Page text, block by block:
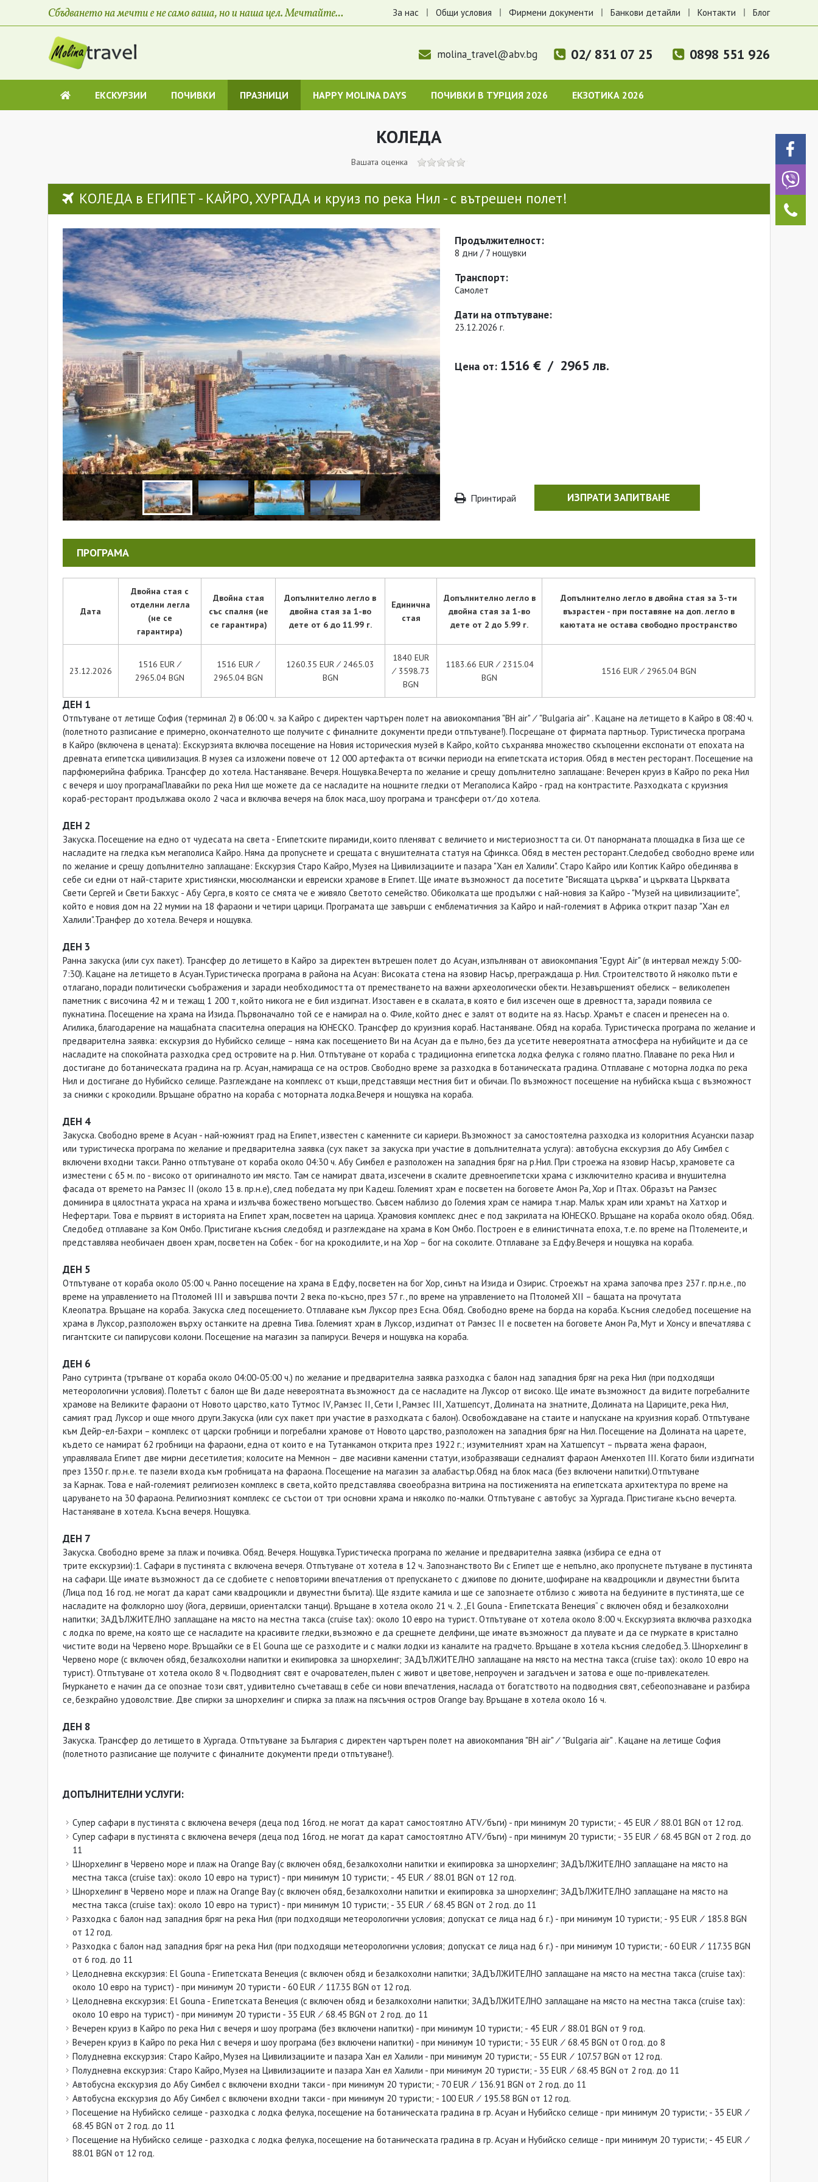
За нас Общи условия Фирмени документи Банкови детайли Контакти Блог
02/ 831 07 25 0898 551 926
molina_travel@abv.bg
ЕКСКУРЗИИ ПОЧИВКИ ПРАЗНИЦИ HAPPY MOLINA DAYS ПОЧИВКИ В ТУРЦИЯ 2026 ЕКЗОТИКА 2026
КОЛЕДА
Вашата оценка
КОЛЕДА в ЕГИПЕТ - КАЙРО, ХУРГАДА и круиз по река Нил - с вътрешен полет!
Продължителност:
8 дни / 7 нощувки
Транспорт:
Самолет
Дати на отпътуване:
23.12.2026 г.
Цена от: 1516 € / 2965 лв.
Принтирай ИЗПРАТИ ЗАПИТВАНЕ
ПРОГРАМА
Дата
Двойна стая с
отделни легла
(не се
гарантира)
Двойна стая
със спалня (не
се гарантира)
Допълнително легло в
двойна стая за 1-во
дете от 6 до 11.99 г.
Единична
стая
Допълнително легло в
двойна стая за 1-во
дете от 2 до 5.99 г.
Допълнително легло в двойна стая за 3-ти
възрастен - при поставяне на доп. легло в
каютата не остава свободно пространство
23.12.2026
1516 EUR ∕
2965.04 BGN
1516 EUR ∕
2965.04 BGN
1260.35 EUR ∕ 2465.03
BGN
1840 EUR
∕ 3598.73
BGN
1183.66 EUR ∕ 2315.04
BGN
1516 EUR ∕ 2965.04 BGN
ДЕН 1
Отпътуване от летище София (терминал 2) в 06:00 ч. за Кайро с директен чартърен полет на авиокомпания "BH air" ∕ "Bulgaria air" . Кацане на летището в Кайро в 08:40 ч.
(полетното разписание е примерно, окончателното ще получите с финалните документи преди отпътуване!). Посрещане от фирмата партньор. Туристическа програма
в Кайро (включена в цената): Екскурзията включва посещение на Новия историческия музей в Кайро, който съхранява множество скъпоценни експонати от епохата на
древната египетска цивилизация. В музея са изложени повече от 12 000 артефакта от всички периоди на египетската история. Обяд в местен ресторант. Посещение на
парфюмерийна фабрика. Трансфер до хотела. Настаняване. Вечеря. Нощувка.Вечерта по желание и срещу допълнително заплащане: Вечерен круиз в Кайро по река Нил
с вечеря и шоу програмаПлавайки по река Нил ще можете да се насладите на нощните гледки от Мегаполиса Кайро - град на контрастите. Разходката с круизния
кораб-ресторант продължава около 2 часа и включва вечеря на блок маса, шоу програма и трансфери от∕до хотела.
ДЕН 2
Закуска. Посещение на едно от чудесата на света - Египетските пирамиди, които пленяват с величието и мистериозността си. От панорманата площадка в Гиза ще се
насладите на гледка към мегаполиса Кайро. Няма да пропуснете и срещата с внушителната статуя на Сфинкса. Обяд в местен ресторант.Следобед свободно време или
по желание и срещу допълнително заплащане: Екскурзия Старо Кайро, Музея на Цивилизациите и пазара "Хан ел Халили". Старо Кайро или Коптик Кайро обединява в
себе си едни от най-старите християнски, мюсюлмански и евреиски храмове в Египет. Ще имате възможност да посетите "Висящата църква" и църквата Църквата
Свети Сергей и Свети Бакхус - Абу Серга, в която се смята че е живяло Светото семейство. Обиколката ще продължи с най-новия за Кайро - "Музей на цивилизациите",
който е новия дом на 22 мумии на 18 фараони и четири царици. Програмата ще завърши с емблематичния за Кайро и най-големият в Африка открит пазар "Хан ел
Халили".Транфер до хотела. Вечеря и нощувка.
ДЕН 3
Ранна закуска (или сух пакет). Трансфер до летището в Кайро за директен вътрешен полет до Асуан, изпълняван от авиокомпания "Egypt Air" (в интервал между 5:00-
7:30). Кацане на летището в Асуан.Туристическа програма в района на Асуан: Високата стена на язовир Насър, преграждаща р. Нил. Строителството й няколко пъти е
отлагано, поради политически съображения и заради необходимостта от преместването на важни археологически обекти. Незавършеният обелиск – великолепен
паметник с височина 42 м и тежащ 1 200 т, който никога не е бил издигнат. Изоставен е в скалата, в която е бил изсечен още в древността, заради появила се
пукнатина. Посещение на храма на Изида. Първоначално той се е намирал на о. Филе, който днес е залят от водите на яз. Насър. Храмът е спасен и пренесен на о.
Агилика, благодарение на мащабната спасителна операция на ЮНЕСКО. Трансфер до круизния кораб. Настаняване. Обяд на кораба. Туристическа програма по желание и
предварителна заявка: екскурзия до Нубийско селище – няма как посещението Ви на Асуан да е пълно, без да усетите невероятната атмосфера на нубийците и да се
насладите на спокойната разходка сред островите на р. Нил. Отпътуване от кораба с традиционна египетска лодка фелука с голямо платно. Плаване по река Нил и
достигане до ботаническата градина на гр. Асуан, намираща се на остров. Свободно време за разходка в ботаническата градина. Отплаване с моторна лодка по река
Нил и достигане до Нубийско селище. Разглеждане на комплекс от къщи, представящи местния бит и обичаи. По възможност посещение на нубийска къща с възможност
за снимки с крокодили. Връщане обратно на кораба с моторната лодка.Вечеря и нощувка на кораба.
ДЕН 4
Закуска. Свободно време в Асуан - най-южният град на Египет, известен с каменните си кариери. Възможност за самостоятелна разходка из колоритния Асуански пазар
или туристическа програма по желание и предварителна заявка (сух пакет за закуска при участие в допълнителната услуга): автобусна екскурзия до Абу Симбел с
включени входни такси. Ранно отпътуване от кораба около 04:30 ч. Абу Симбел е разположен на западния бряг на р.Нил. При строежа на язовир Насър, храмовете са
изместени с 65 м. по - високо от оригиналното им място. Там се намират двата, изсечени в скалите древноегипетски храма с изключително красива и внушителна
фасада от времето на Рамзес ІІ (около 13 в. пр.н.е), след победата му при Кадеш. Големият храм е посветен на боговете Амон Ра, Хор и Птах. Образът на Рамзес
доминира в цялостната украса на храма и излъчва божествено могъщество. Съвсем наблизо до Големия храм се намира т.нар. Малък храм или храмът на Хатхор и
Нефертари. Това е първият в историята на Египет храм, посветен на царица. Храмовия комплекс днес е под закрилата на ЮНЕСКО. Връщане на кораба около обяд. Обяд.
Следобед отплаване за Ком Омбо. Пристигане късния следобяд и разглеждане на храма в Ком Омбо. Построен е в елинистичната епоха, т.е. по време на Птолемеите, и
представлява необичаен двоен храм, посветен на Собек - бог на крокодилите, и на Хор – бог на соколите. Отплаване за Едфу.Вечеря и нощувка на кораба.
ДЕН 5
Отпътуване от кораба около 05:00 ч. Ранно посещение на храма в Едфу, посветен на бог Хор, синът на Изида и Озирис. Строежът на храма започва през 237 г. пр.н.е., по
време на управлението на Птоломей III и завършва почти 2 века по-късно, през 57 г., по време на управлението на Птоломей XII – бащата на прочутата
Клеопатра. Връщане на кораба. Закуска след посещението. Отплаване към Луксор през Есна. Обяд. Свободно време на борда на кораба. Късния следобед посещение на
храма в Луксор, разположен върху останките на древна Тива. Големият храм в Луксор, издигнат от Рамзес II е посветен на боговете Амон Ра, Мут и Хонсу и впечатлява с
гигантските си папирусови колони. Посещение на магазин за папируси. Вечеря и нощувка на кораба.
ДЕН 6
Рано сутринта (тръгване от кораба около 04:00-05:00 ч.) по желание и предварителна заявка разходка с балон над западния бряг на река Нил (при подходящи
метеорологични условия). Полетът с балон ще Ви даде невероятната възможност да се насладите на Луксор от високо. Ще имате възможност да видите погребалните
храмове на Великите фараони от Новото царство, като Тутмос IV, Рамзес II, Сети I, Рамзес III, Хатшепсут, Долината на знатните, Долината на Цариците, река Нил,
самият град Луксор и още много други.Закуска (или сух пакет при участие в разходката с балон). Освобождаване на стаите и напускане на круизния кораб. Отпътуване
към Дейр-ел-Бахри – комплекс от царски гробници и погребални храмове от Новото царство, разположен на западния бряг на Нил. Посещение на Долината на царете,
където се намират 62 гробници на фараони, една от които е на Тутанкамон открита през 1922 г.; изумителният храм на Хатшепсут – първата жена фараон,
управлявала Египет две мирни десетилетия; колосите на Мемнон – две масивни каменни статуи, изобразяващи седналият фараон Аменхотеп III. Когато били издигнати
през 1350 г. пр.н.е. те пазели входа към гробницата на фараона. Посещение на магазин за алабастър.Обяд на блок маса (без включени напитки).Отпътуване
за Карнак. Това е най-големият религиозен комплекс в света, който представлява своеобразна витрина на постиженията на египетската архитектура по време на
царуването на 30 фараона. Религиозният комплекс се състои от три основни храма и няколко по-малки. Отпътуване с автобус за Хургада. Пристигане късно вечерта.
Настаняване в хотела. Късна вечеря. Нощувка.
ДЕН 7
Закуска. Свободно време за плаж и почивка. Обяд. Вечеря. Нощувка.Туристическа програма по желание и предварителна заявка (избира се една от
трите екскурзии):1. Сафари в пустинята с включена вечеря. Отпътуване от хотела в 12 ч. Запознанството Ви с Египет ще е непълно, ако пропуснете пътуване в пустинята
на сафари. Ще имате възможност да се сдобиете с неповторими впечатления от препускането с джипове по дюните, шофиране на квадроцикли и двуместни бъгита
(Лица под 16 год. не могат да карат сами квадроцикли и двуместни бъгита). Ще яздите камила и ще се запознаете отблизо с живота на бедуините в пустинята, ще се
насладите на фолклорно шоу (йога, дервиши, ориенталски танци). Връщане в хотела около 21 ч. 2. „El Gouna - Египетската Венеция“ с включен обяд и безалкохолни
напитки; ЗАДЪЛЖИТЕЛНО заплащане на място на местна такса (cruise tax): около 10 евро на турист. Отпътуване от хотела около 8:00 ч. Екскурзията включва разходка
с лодка по време, на която ще се насладите на красивите гледки, възможно е да срещнете делфини, ще имате възможност да плувате и да се гмуркате в кристално
чистите води на Червено море. Връщайки се в El Gouna ще се разходите и с малки лодки из каналите на градчето. Връщане в хотела късния следобед.3. Шнорхелинг в
Червено море (с включен обяд, безалкохолни напитки и екипировка за шнорхелинг; ЗАДЪЛЖИТЕЛНО заплащане на място на местна такса (cruise tax): около 10 евро на
турист). Отпътуване от хотела около 8 ч. Подводният свят е очарователен, пълен с живот и цветове, непроучен и загадъчен и затова е още по-привлекателен.
Гмуркането е начин да се опознае този свят, удивително съчетаващ в себе си нови впечатления, наслада от богатството на подводния свят, себеопознаване и разбира
се, безкрайно удоволствие. Две спирки за шнорхелинг и спирка за плаж на пясъчния остров Orange bay. Връщане в хотела около 16 ч.
ДЕН 8
Закуска. Трансфер до летището в Хургада. Отпътуване за България с директен чартърен полет на авиокомпания "BH air" ∕ "Bulgaria air" . Кацане на летище София
(полетното разписание ще получите с финалните документи преди отпътуване!).
ДОПЪЛНИТЕЛНИ УСЛУГИ:
Супер сафари в пустинята с включена вечеря (деца под 16год. не могат да карат самостоятлно ATV∕бъги) - при минимум 20 туристи; - 45 EUR ∕ 88.01 BGN от 12 год.
Супер сафари в пустинята с включена вечеря (деца под 16год. не могат да карат самостоятлно ATV∕бъги) - при минимум 20 туристи; - 35 EUR ∕ 68.45 BGN от 2 год. до
11
Шнорхелинг в Червено море и плаж на Orange Bay (с включен обяд, безалкохолни напитки и екипировка за шнорхелинг; ЗАДЪЛЖИТЕЛНО заплащане на място на
местна такса (cruise tax): около 10 евро на турист) - при минимум 10 туристи; - 45 EUR ∕ 88.01 BGN от 12 год.
Шнорхелинг в Червено море и плаж на Orange Bay (с включен обяд, безалкохолни напитки и екипировка за шнорхелинг; ЗАДЪЛЖИТЕЛНО заплащане на място на
местна такса (cruise tax): около 10 евро на турист) - при минимум 10 туристи; - 35 EUR ∕ 68.45 BGN от 2 год. до 11
Разходка с балон над западния бряг на река Нил (при подходящи метеорологични условия; допускат се лица над 6 г.) - при минимум 10 туристи; - 95 EUR ∕ 185.8 BGN
от 12 год.
Разходка с балон над западния бряг на река Нил (при подходящи метеорологични условия; допускат се лица над 6 г.) - при минимум 10 туристи; - 60 EUR ∕ 117.35 BGN
от 6 год. до 11
Целодневна екскурзия: El Gouna - Египетската Венеция (с включен обяд и безалкохолни напитки; ЗАДЪЛЖИТЕЛНО заплащане на място на местна такса (cruise tax):
около 10 евро на турист) - при минимум 20 туристи - 60 EUR ∕ 117.35 BGN от 12 год.
Целодневна екскурзия: El Gouna - Египетската Венеция (с включен обяд и безалкохолни напитки; ЗАДЪЛЖИТЕЛНО заплащане на място на местна такса (cruise tax):
около 10 евро на турист) - при минимум 20 туристи - 35 EUR ∕ 68.45 BGN от 2 год. до 11
Вечерен круиз в Кайро по река Нил с вечеря и шоу програма (без включени напитки) - при минимум 10 туристи; - 45 EUR ∕ 88.01 BGN от 9 год.
Вечерен круиз в Кайро по река Нил с вечеря и шоу програма (без включени напитки) - при минимум 10 туристи; - 35 EUR ∕ 68.45 BGN от 0 год. до 8
Полудневна екскурзия: Старо Кайро, Музея на Цивилизациите и пазара Хан ел Халили - при минимум 20 туристи; - 55 EUR ∕ 107.57 BGN от 12 год.
Полудневна екскурзия: Старо Кайро, Музея на Цивилизациите и пазара Хан ел Халили - при минимум 20 туристи; - 35 EUR ∕ 68.45 BGN от 2 год. до 11
Автобусна екскурзия до Абу Симбел с включени входни такси - при минимум 20 туристи; - 70 EUR ∕ 136.91 BGN от 2 год. до 11
Автобусна екскурзия до Абу Симбел с включени входни такси - при минимум 20 туристи; - 100 EUR ∕ 195.58 BGN от 12 год.
Посещение на Нубийско селище - разходка с лодка фелука, посещение на ботаническата градина в гр. Асуан и Нубийско селище - при минимум 20 туристи; - 35 EUR ∕
68.45 BGN от 2 год. до 11
Посещение на Нубийско селище - разходка с лодка фелука, посещение на ботаническата градина в гр. Асуан и Нубийско селище - при минимум 20 туристи; - 45 EUR ∕
88.01 BGN от 12 год.